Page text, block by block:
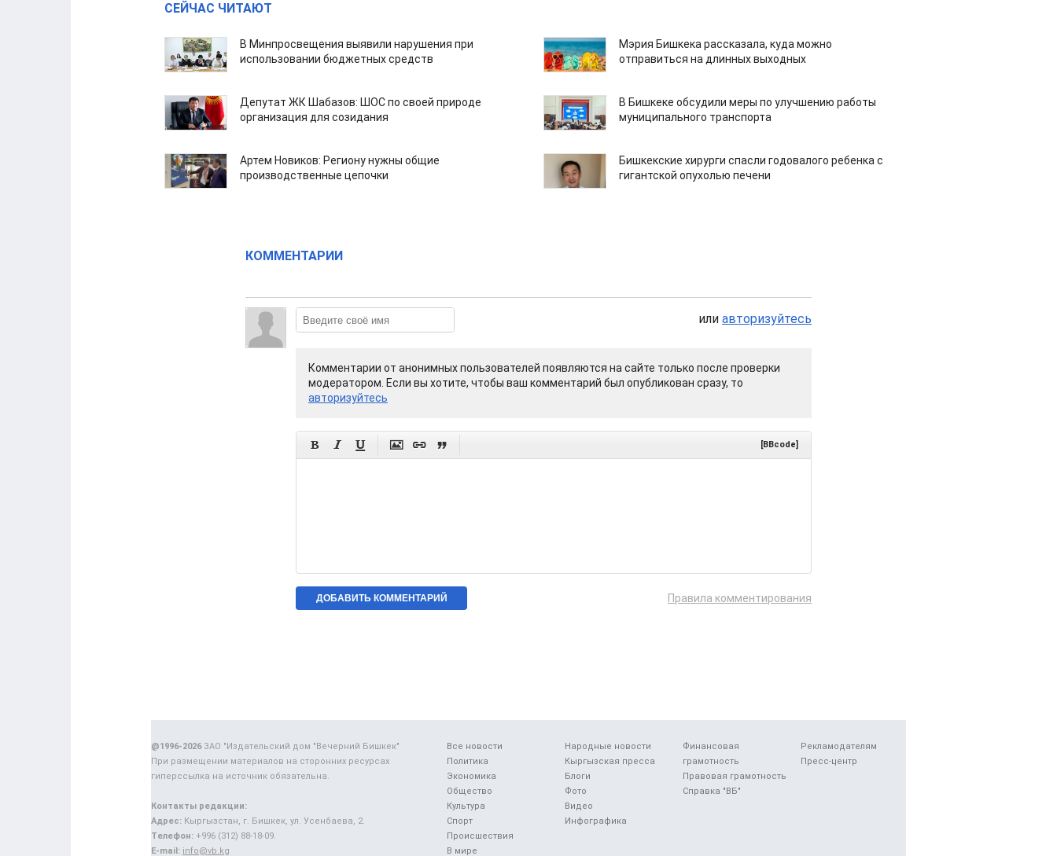
СЕЙЧАС ЧИТАЮТ
В Минпросвещения выявили нарушения при
использовании бюджетных средств
Мэрия Бишкека рассказала, куда можно
отправиться на длинных выходных
Депутат ЖК Шабазов: ШОС по своей природе
организация для созидания
В Бишкеке обсудили меры по улучшению работы
муниципального транспорта
Артем Новиков: Региону нужны общие
производственные цепочки
Бишкекские хирурги спасли годовалого ребенка с
гигантской опухолью печени
КОММЕНТАРИИ
или авторизуйтесь
Комментарии от анонимных пользователей появляются на сайте только после проверки
модератором. Если вы хотите, чтобы ваш комментарий был опубликован сразу, то
авторизуйтесь
      [BBcode]
Правила комментирования
Все новости
Политика
Экономика
Общество
Культура
Спорт
Происшествия
В мире
Народные новости
Кыргызская пресса
Блоги
Фото
Видео
Инфографика
Финансовая
грамотность
Правовая грамотность
Справка "ВБ"
Рекламодателям
Пресс-центр
@1996-2026ЗАО "Издательский дом "Вечерний Бишкек"
При размещении материалов на сторонних ресурсах
гиперссылка на источник обязательна.
Контакты редакции:
Адрес: Кыргызстан, г. Бишкек, ул. Усенбаева, 2.
Телефон: +996 (312) 88-18-09.
E-mail: info@vb.kg